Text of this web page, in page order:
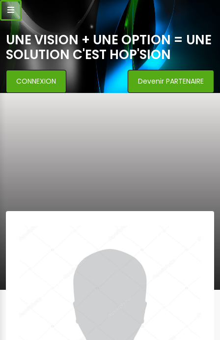
UNE VISION + UNE OPTION = UNE
SOLUTION C'EST HOP'SION
CONNEXION Devenir PARTENAIRE